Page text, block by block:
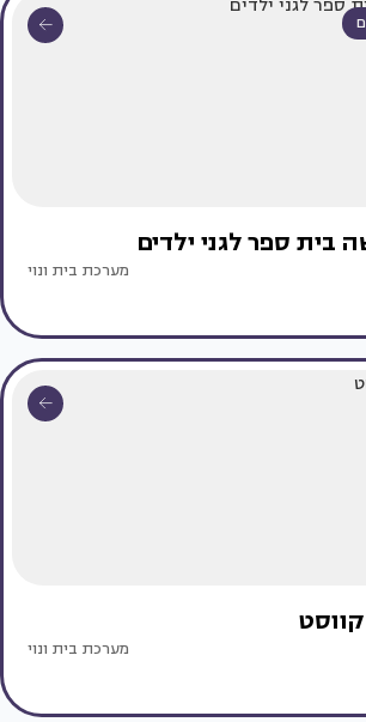
בית ספר לגני ילדים
מערכת בית ונוי
מערכת בית ונוי